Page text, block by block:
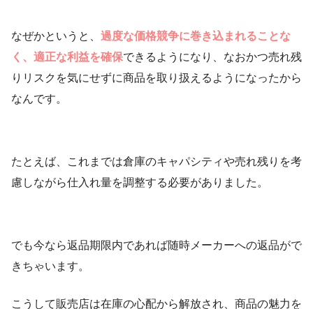
なぜかというと、 過度な価格競争に巻き込まれることな
く、適正な利益を確保できるようになり、なおかつ売れ残
りリスクを気にせずに商品を取り扱えるようになったから
なんです。
たとえば、これまでは倉庫のキャパシティや売れ残りを考
慮しながら仕入れ量を調整する必要がありました。
でも今なら返品期限内であれば随時メーカーへの返品がで
きちゃいます。
こうして販売店は在庫の心配から解放され、商品の魅力を